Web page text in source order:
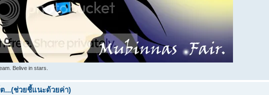
Belive in stars.
...(ช่วยชี้แนะด้วยค่า)